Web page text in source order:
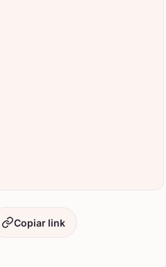
Copiar link